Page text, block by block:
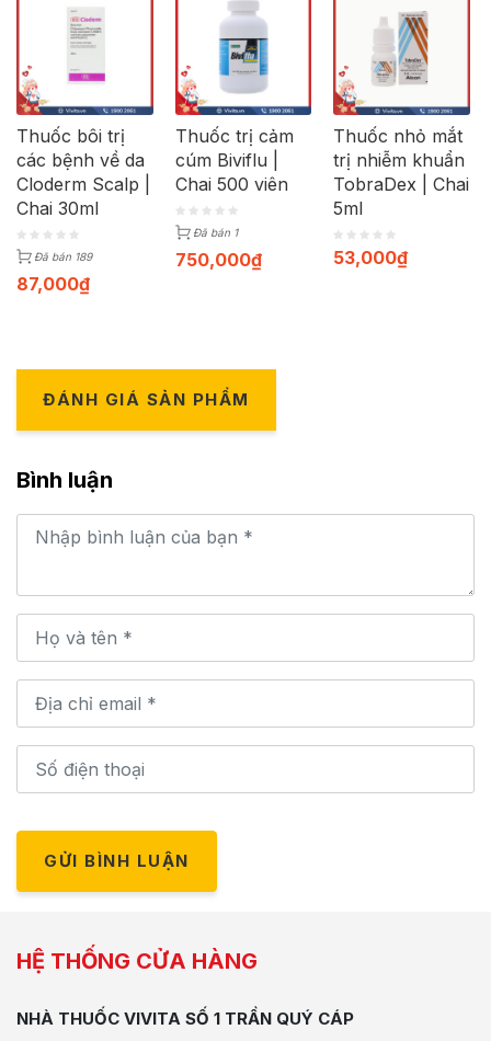
Thuốc bôi trị
các bệnh về da
Cloderm Scalp |
Chai 30ml
Đã bán 189
87,000₫
Thuốc trị cảm
cúm Biviflu |
Chai 500 viên
Đã bán 1
750,000₫
Thuốc nhỏ mắt
trị nhiễm khuẩn
TobraDex | Chai
5ml
53,000₫
ĐÁNH GIÁ SẢN PHẨM
Bình luận
GỬI BÌNH LUẬN
HỆ THỐNG CỬA HÀNG
NHÀ THUỐC VIVITA SỐ 1 TRẦN QUÝ CÁP